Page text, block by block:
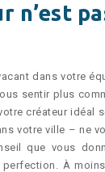
n’est
dans votre
sentir plus
créateur idéal
votre ville – ne
que vous
À